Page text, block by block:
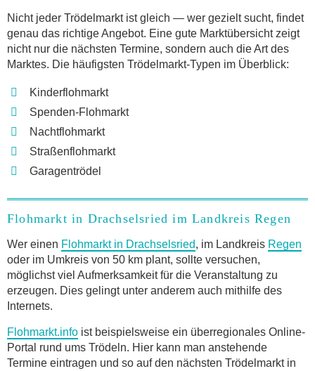
Nicht jeder Trödelmarkt ist gleich — wer gezielt sucht, findet
genau das richtige Angebot. Eine gute Marktübersicht zeigt
nicht nur die nächsten Termine, sondern auch die Art des
Marktes. Die häufigsten Trödelmarkt-Typen im Überblick:
Kinderflohmarkt
Spenden-Flohmarkt
Nachtflohmarkt
Straßenflohmarkt
Garagentrödel
Flohmarkt in Drachselsried im Landkreis Regen
Wer einen Flohmarkt in Drachselsried, im Landkreis Regen
oder im Umkreis von 50 km plant, sollte versuchen,
möglichst viel Aufmerksamkeit für die Veranstaltung zu
erzeugen. Dies gelingt unter anderem auch mithilfe des
Internets.
Flohmarkt.info ist beispielsweise ein überregionales Online-
Portal rund ums Trödeln. Hier kann man anstehende
Termine eintragen und so auf den nächsten Trödelmarkt in